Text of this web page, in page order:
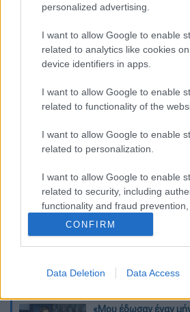
personalized advertising.
I want to allow Google to enable
related to analytics like cookies
device identifiers in apps.
I want to allow Google to enable
related to functionality of the
I want to allow Google to enable
related to personalization.
I want to allow Google to enable
related to security, including
functionality and fraud
user protection.
CONFIRM
Data Deletion Data Access
Διαβάστε ακόμη
«Δεν υπήρξε τεχνικό
κατέθεσαν οι δύο
Μακελειό στη Βόρεια
πυροβολισμούς:
να προστατευτείτε